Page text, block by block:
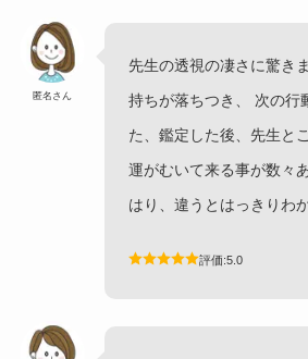
匿名さん
先生の透視の凄さに驚き
持ちが落ちつき、 次の行
た、鑑定した後、先生と
運がむいて来る事が数々
はり、違うとはっきりわ
評価:5.0